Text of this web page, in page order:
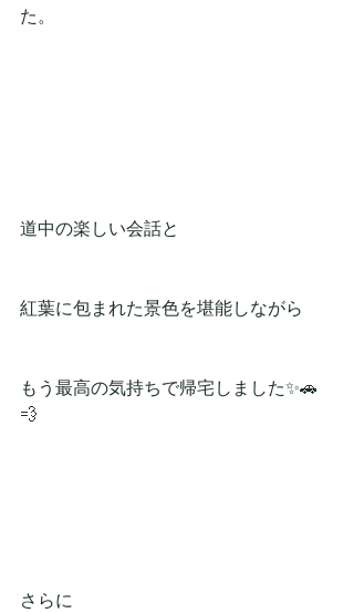
た。
道中の楽しい会話と
紅葉に包まれた景色を堪能しながら
もう最高の気持ちで帰宅しました✨🚗
💨
さらに